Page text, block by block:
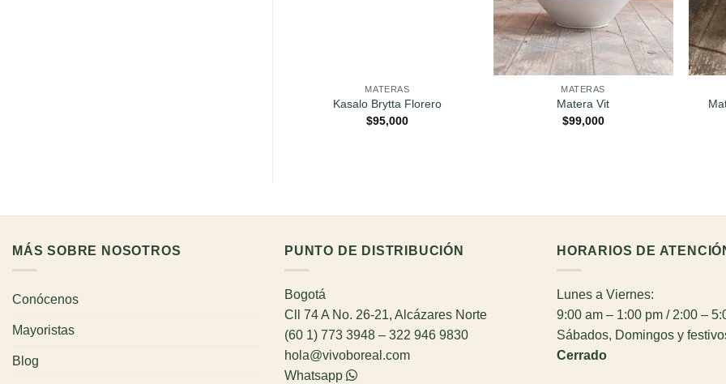
MATERAS
Kasalo Brytta Florero
$95,000
MATERAS
Matera Vit
$99,000
MÁS SOBRE NOSOTROS
Conócenos
Mayoristas
Blog
PUNTO DE DISTRIBUCIÓN
Bogotá
Cll 74 A No. 26-21, Alcázares Norte
(60 1) 773 3948 – 322 946 9830
hola@vivoboreal.com
Whatsapp
HORARIOS DE
Lunes a Viernes:
9:00 am – 1:00 pm / 2:00 –
Sábados, Domingos y
Cerrado